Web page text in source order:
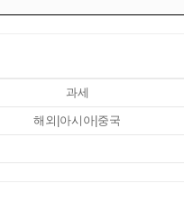
과세
해외|아시아|중국